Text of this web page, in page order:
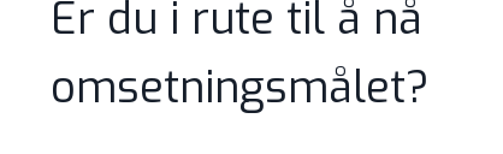
Er du i rute til å nå
omsetningsmålet?